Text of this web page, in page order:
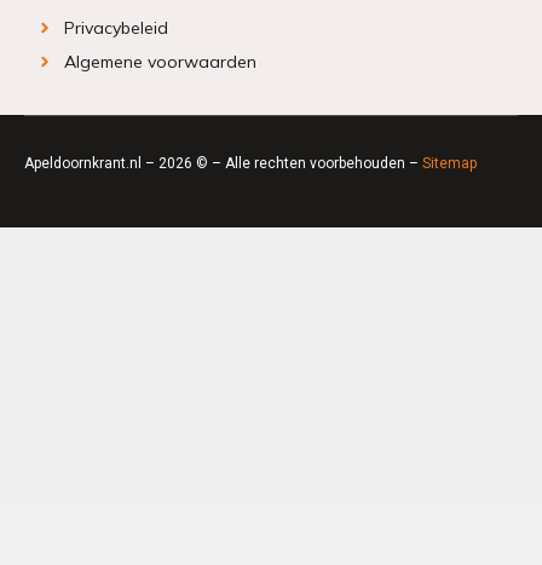
Privacybeleid
Algemene voorwaarden
Apeldoornkrant.nl – 2026 © – Alle rechten voorbehouden – Sitemap